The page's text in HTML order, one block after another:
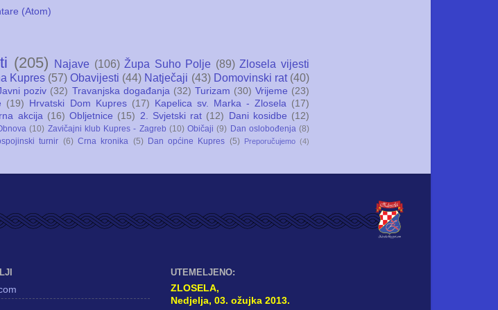
(Atom)
(205) Najave (106) Župa Suho Polje (89) Zlosela vijesti
Kupres (57) Obavijesti (44) Natječaji (43) Domovinski rat (40)
poziv (32) Travanjska događanja (32) Turizam (30) Vrijeme (23)
(19) Hrvatski Dom Kupres (17) Kapelica sv. Marka - Zlosela (17)
akcija (16) Obljetnice (15) 2. Svjetski rat (12) Dani kosidbe (12)
(10) Zavičajni klub Kupres - Zagreb (10) Običaji (9) Dan oslobođenja (8)
turnir (6) Crna kronika (5) Dan općine Kupres (5) Preporučujemo (4)
UTEMELJENO:
ZLOSELA,
Nedjelja, 03. ožujka 2013.